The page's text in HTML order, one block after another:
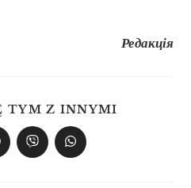
Редакція
TYM Z INNYMI